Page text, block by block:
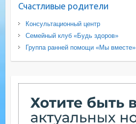
Счастливые родители
Консультационный центр
Семейный клуб «Будь здоров»
Группа ранней помощи «Мы вместе»